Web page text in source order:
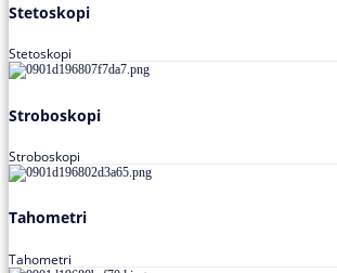
Stetoskopi
Stetoskopi
Stroboskopi
Stroboskopi
Tahometri
Tahometri